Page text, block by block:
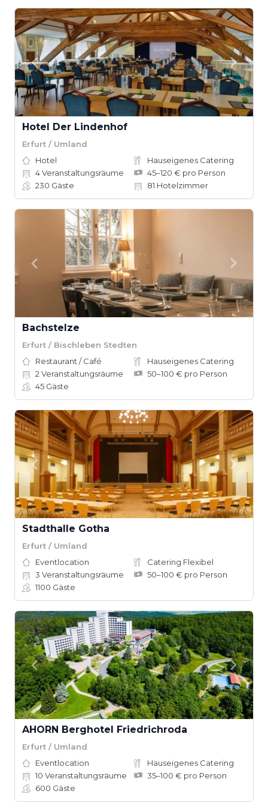
Hotel Der Lindenhof
Erfurt / Umland
Hotel
Hauseigenes Catering
4Veranstaltungsräume
45–120 € pro Person
230 Gäste 81 Hotelzimmer
Bachstelze
Erfurt / Bischleben Stedten
Restaurant / Café
Hauseigenes Catering
2 Veranstaltungsräume
50–100 € pro Person
45 Gäste
Stadthalle Gotha
Erfurt / Umland
Eventlocation
Catering Flexibel
3 Veranstaltungsräume
50–100 € pro Person
1100 Gäste
AHORN Berghotel Friedrichroda
Erfurt / Umland
Eventlocation
Hauseigenes Catering
10 Veranstaltungsräume
35–100 € pro Person
600 Gäste